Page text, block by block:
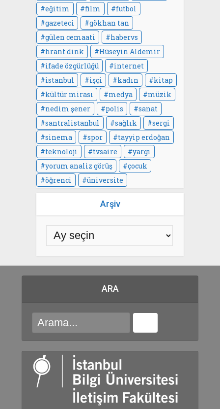
eğitim
film
futbol
gazeteci
gökhan tan
gülen cemaati
habervs
hrant dink
Hüseyin Aldemir
ifade özgürlüğü
internet
istanbul
işçi kadın
kitap
kültür mirası
medya
müzik
nedim şener
polis
sanat
santralistanbul
sağlık
sergi
sinema
spor
tayyip erdoğan
teknoloji
tvsaire
yargı
yorum analiz görüş
çocuk
öğrenci
üniversite
Arşiv
ARA